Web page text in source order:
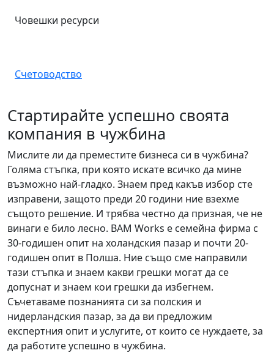
Човешки ресурси
Счетоводство
Стартирайте успешно своята
компания в чужбина
Мислите ли да преместите бизнеса си в чужбина?
Голяма стъпка, при която искате всичко да мине
възможно най-гладко. Знаем пред какъв избор сте
изправени, защото преди 20 години ние взехме
същото решение. И трябва честно да призная, че не
винаги е било лесно. BAM Works е семейна фирма с
30-годишен опит на холандския пазар и почти 20-
годишен опит в Полша. Ние също сме направили
тази стъпка и знаем какви грешки могат да се
допуснат и знаем кои грешки да избегнем.
Съчетаваме познанията си за полския и
нидерландския пазар, за да ви предложим
експертния опит и услугите, от които се нуждаете, за
да работите успешно в чужбина.